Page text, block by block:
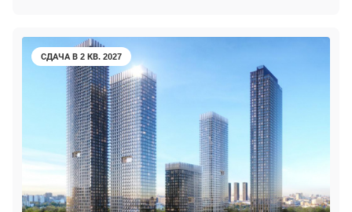
СДАЧА В 2 КВ. 2027